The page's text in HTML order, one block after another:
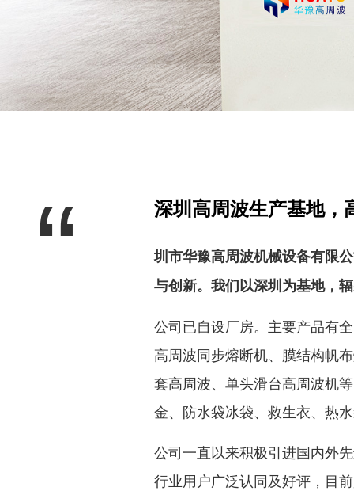
深圳高周波生产基地，
“
圳市华豫高周波机械设备有限
与创新。我们以深圳为基地，
公司已自设厂房。主要产品有
高周波同步熔断机、膜结构帆
套高周波、单头滑台高周波机
金、防水袋冰袋、救生衣、热
公司一直以来积极引进国内外
行业用户广泛认同及好评，目